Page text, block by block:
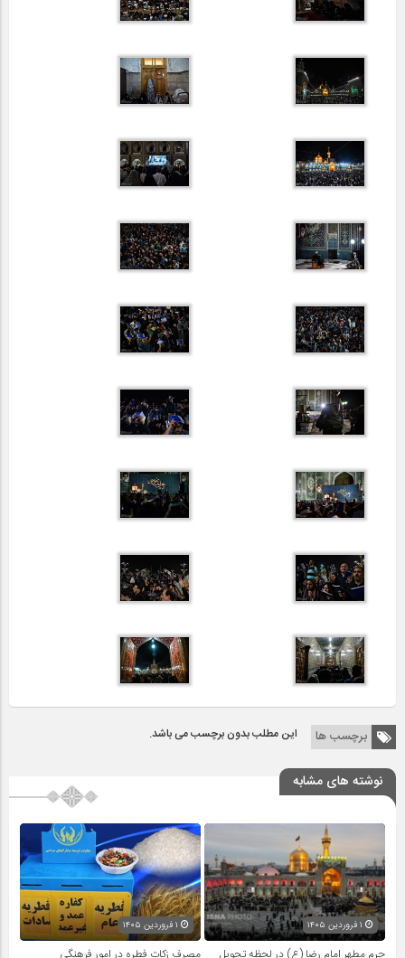
برچسب ها این مطلب بدون برچسب می باشد.
نوشته های مشابه
حرم مطهر امام رضا (ع) در لحظه تحویل مصرف زکات فطره در امور فرهنگی